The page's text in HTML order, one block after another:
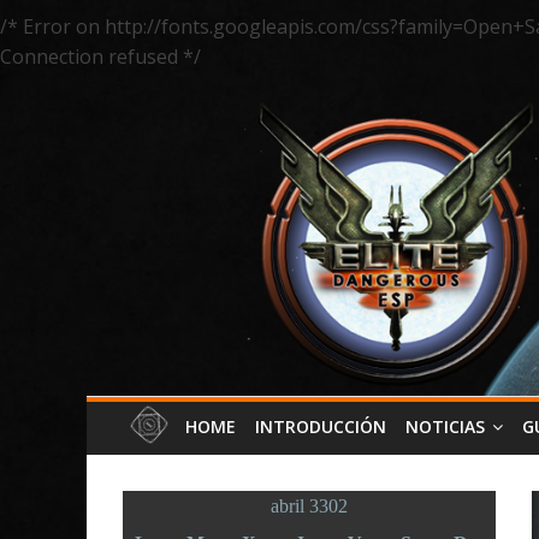
/* Error on http://fonts.googleapis.com/
Connection refused */
HOME INTRODUCCIÓN NOTICIAS
abril 3302